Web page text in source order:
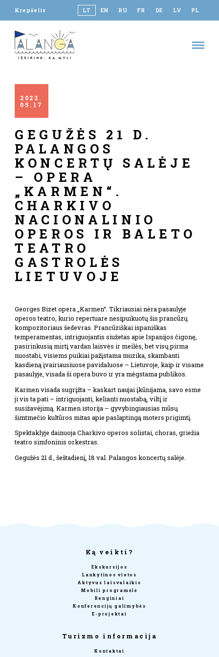
Krepšelis LT EN RU FR DE LV PL
GEGUŽĖS 21 D.
PALANGOS
KONCERTŲ SALĖJE
– OPERA
„KARMEN“.
CHARKIVO
NACIONALINIO
OPEROS IR BALETO
TEATRO
GASTROLĖS
LIETUVOJE
2022
05
17
Georges Bizet opera „Karmen“. Tikriausiai nėra pasaulyje
operos teatro, kurio repertuare nesipuikuotų šis prancūzų
kompozitoriaus šedevras. Prancūziškai ispaniškas
temperamentas, intriguojantis siužetas apie Ispanijos čigonę,
pasirinkusią mirtį vardan laisvės ir meilės, bet visų pirma
nuostabi, visiems puikiai pažįstama muzika, skambanti
kasdieną įvairiausiuose pavidaluose – Lietuvoje, kaip ir visame
pasaulyje, visada ši opera buvo ir yra mėgstama publikos.
Karmen visada sugrįžta – kaskart naujai įkūnijama, savo esme
ji vis ta pati – intriguojanti, kelianti nuostabą, viltį ir
susižavėjimą. Karmen istorija – gyvybingiausias mūsų
šimtmečio kultūros mitas apie paslaptingą moters prigimtį.
Spektaklyje dainuoja Charkivo operos solistai, choras, griežia
teatro simfoninis orkestras.
Gegužės 21 d., šeštadienį, 18 val. Palangos koncertų salėje.
Ką veikti?
Ekskursijos
Lankytinos vietos
Aktyvus laisvalaikis
Mobili programėlė
Renginiai
Konferencijų galimybės
E-projektai
Turizmo informacija
Kontaktai